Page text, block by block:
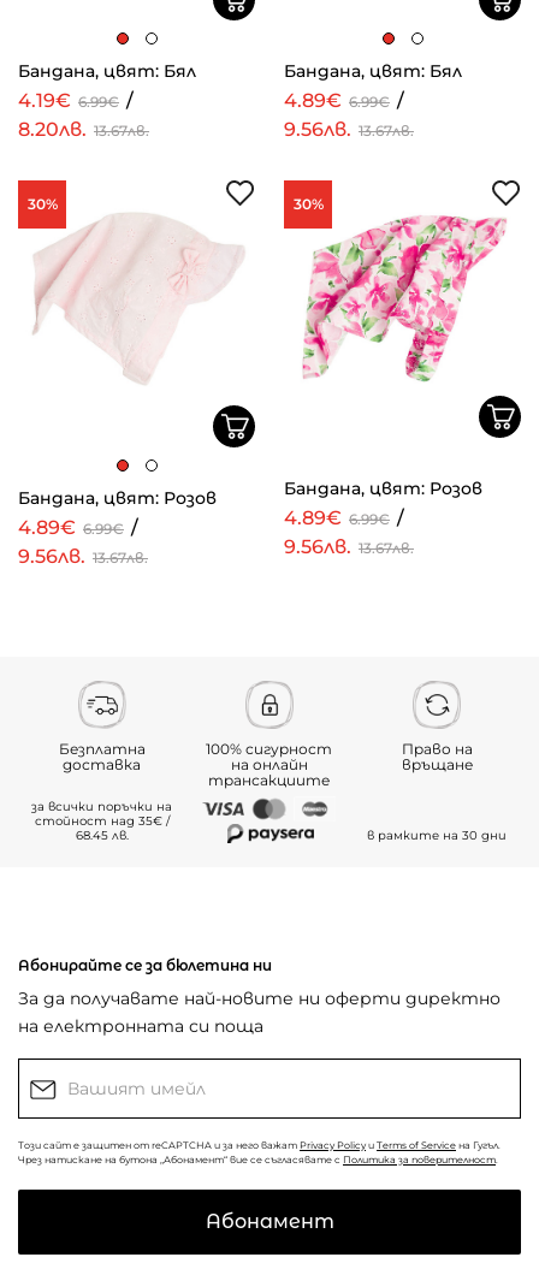
Бандана, цвят: Бял
4.19€ 6.99€ /
8.20лв. 13.67лв.
Бандана, цвят: Бял
4.89€ 6.99€ /
9.56лв. 13.67лв.
30%
Бандана, цвят: Розов
4.89€ 6.99€ /
9.56лв. 13.67лв.
30%
Бандана, цвят: Розов
4.89€ 6.99€ /
9.56лв. 13.67лв.
Безплатна
доставка
за всички поръчки на
стойност над 35€ /
68.45 лв.
100% сигурност
на онлайн
трансакциите
Право на
връщане
в рамките на 30 дни
Абонирайте се за бюлетина ни
За да получавате най-новите ни оферти директно
на електронната си поща
Този сайт е защитен от reCAPTCHA и за него важат Privacy Policy и Terms of Service на Гугъл.
Чрез натискане на бутона „Абонамент“ вие се съгласявате с Политика за поверителност.
Абонамент